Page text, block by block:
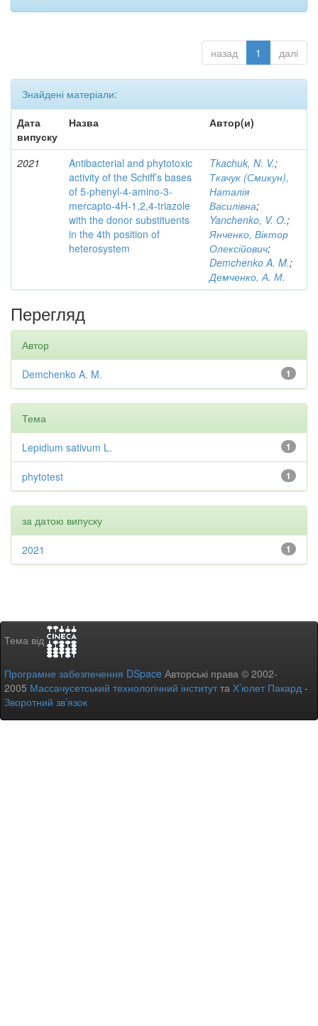
назад 1 далі
Знайдені матеріали:
Дата
випуску
Назва Автор(и)
2021
Antibacterial and phytotoxic
activity of the Schiff’s bases
of 5-phenyl-4-amino-3-
mercapto-4H-1,2,4-triazole
with the donor substituents
in the 4th position of
heterosystem
Tkachuk, N. V.;
Ткачук (Смикун),
Наталія
Василівна;
Yanchenko, V. O.;
Янченко, Віктор
Олексійович;
Demchenko A. M.;
Демченко, А. М.
Перегляд
Автор
1
Demchenko A. M.
Тема
1
Lepidium sativum L.
1
phytotest
за датою випуску
1
2021
Тема від
Програмне забезпечення DSpace Авторські права © 2002-
2005 Массачусетський технологічний інститутта Х’юлет Пакард -
Зворотний зв’язок